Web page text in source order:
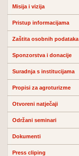
Misija i vizija
Pristup informacijama
Zaštita osobnih podataka
Sponzorstva i donacije
Suradnja s institucijama
Propisi za agroturizme
Otvoreni natječaji
Održani seminari
Dokumenti
Press cliping